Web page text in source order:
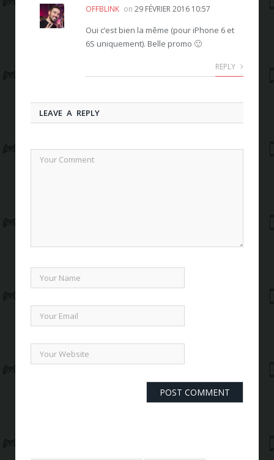
OFFBLINK on 29 FÉVRIER 2016 10:57
Oui c’est bien la même (pour iPhone 6 et
6S uniquement). Belle promo 🙂
REPLY
LEAVE A REPLY